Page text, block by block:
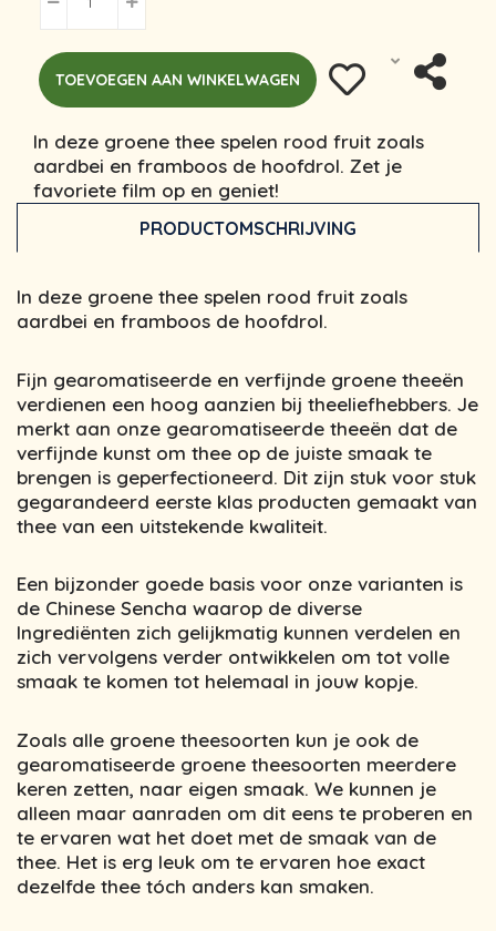
TOEVOEGEN AAN WINKELWAGEN
In deze groene thee spelen rood fruit zoals
aardbei en framboos de hoofdrol. Zet je
favoriete film op en geniet!
PRODUCTOMSCHRIJVING
In deze groene thee spelen rood fruit zoals
aardbei en framboos de hoofdrol.
Fijn gearomatiseerde en verfijnde groene theeën
verdienen een hoog aanzien bij theeliefhebbers. Je
merkt aan onze gearomatiseerde theeën dat de
verfijnde kunst om thee op de juiste smaak te
brengen is geperfectioneerd. Dit zijn stuk voor stuk
gegarandeerd eerste klas producten gemaakt van
thee van een uitstekende kwaliteit.
Een bijzonder goede basis voor onze varianten is
de Chinese Sencha waarop de diverse
Ingrediënten zich gelijkmatig kunnen verdelen en
zich vervolgens verder ontwikkelen om tot volle
smaak te komen tot helemaal in jouw kopje.
Zoals alle groene theesoorten kun je ook de
gearomatiseerde groene theesoorten meerdere
keren zetten, naar eigen smaak. We kunnen je
alleen maar aanraden om dit eens te proberen en
te ervaren wat het doet met de smaak van de
thee. Het is erg leuk om te ervaren hoe exact
dezelfde thee tóch anders kan smaken.